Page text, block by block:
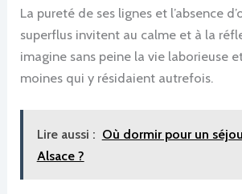
La pureté de ses lignes et l’absence
superflus invitent au calme et à la
imagine sans peine la vie laborieuse
moines qui y résidaient autrefois.
Lire aussi : Où dormir pour un
Alsace ?